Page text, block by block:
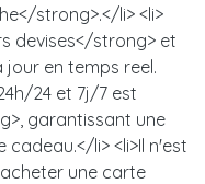
strong>.</li> <li>
devises</strong> et
en temps reel.
24 et 7j/7 est
garantissant une
li> <li>Il n'est
une carte